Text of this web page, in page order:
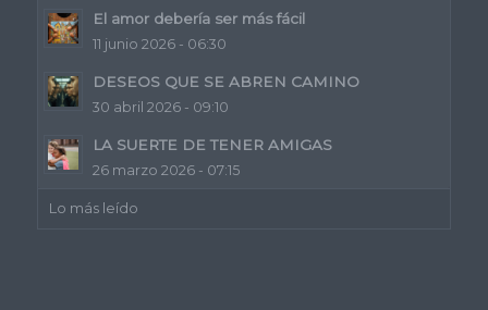
El amor debería ser más fácil
11 junio 2026 - 06:30
DESEOS QUE SE ABREN CAMINO
30 abril 2026 - 09:10
LA SUERTE DE TENER AMIGAS
26 marzo 2026 - 07:15
Lo más leído